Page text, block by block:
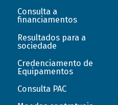
Consulta a
financiamentos
Resultados para a
sociedade
Credenciamento de
Equipamentos
Consulta PAC